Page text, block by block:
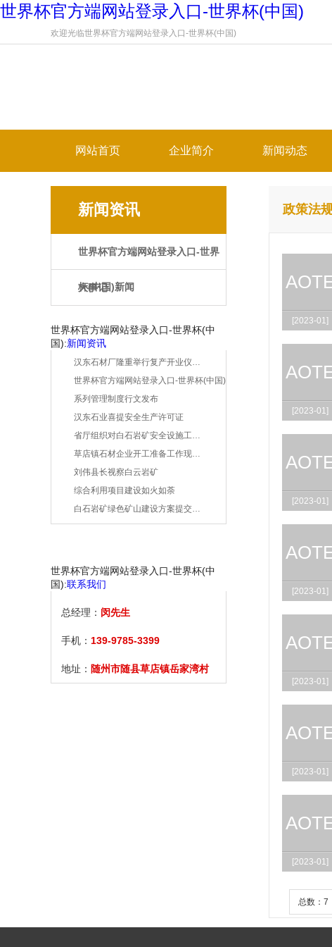
世界杯官方端网站登录入口-世界杯(中国)
欢迎光临世界杯官方端网站登录入口-世界杯(中国)
网站首页 企业简介 新闻动态
新闻资讯
世界杯官方端网站登录入口-世界
杯(中国)新闻
大事记
世界杯官方端网站登录入口-世界杯(中
国):新闻资讯
汉东石材厂隆重举行复产开业仪…
世界杯官方端网站登录入口-世界杯(中国)
系列管理制度行文发布
汉东石业喜提安全生产许可证
省厅组织对白石岩矿安全设施工…
草店镇石材企业开工准备工作现…
刘伟县长视察白云岩矿
综合利用项目建设如火如荼
白石岩矿绿色矿山建设方案提交…
世界杯官方端网站登录入口-世界杯(中
国):联系我们
总经理： 闵先生
手机： 139-9785-3399
地址： 随州市随县草店镇岳家湾村
政策法
[2023-01]
[2023-01]
[2023-01]
[2023-01]
[2023-01]
[2023-01]
[2023-01]
总数：7